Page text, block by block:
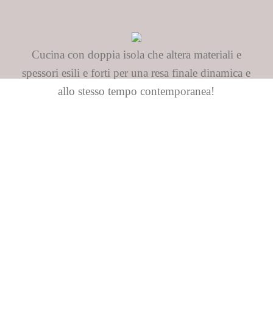
Cucina con doppia isola che altera materiali e
spessori esili e forti per una resa finale dinamica e
allo stesso tempo contemporanea!